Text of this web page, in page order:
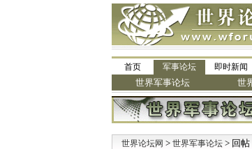
首页 军事论坛 即时新闻
世界军事论坛 世
世界论坛网 > 世界军事论坛 > 回帖